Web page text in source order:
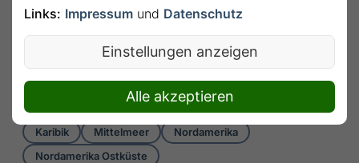
16 Nächte -
Entdeckungsreise über den
Atlantik. mit EXPLORA I
16 Nächte von Barcelona bis Miami
Karibik Mittelmeer
Nordamerika
Nordamerika Ostküste
Links: Impressum und Datenschutz
Einstellungen anzeigen
Alle akzeptieren